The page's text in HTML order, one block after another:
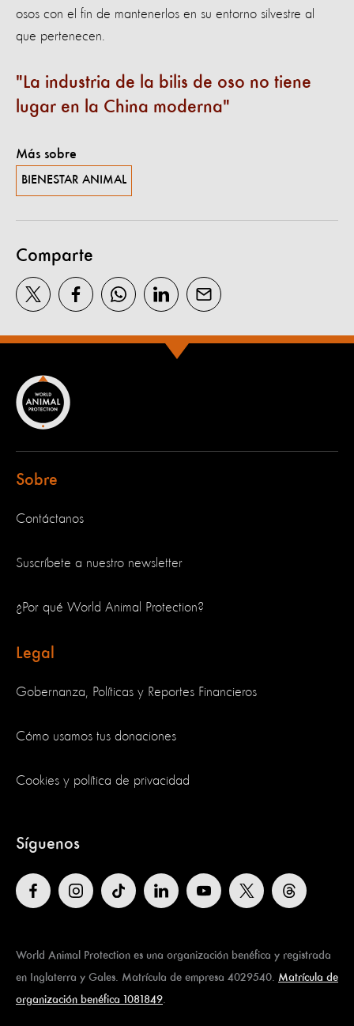
osos con el fin de mantenerlos en su entorno silvestre al
que pertenecen.
La industria de la bilis de oso no tiene
lugar en la China moderna
Más sobre
BIENESTAR ANIMAL
Comparte
Sobre
Contáctanos
Suscríbete a nuestro newsletter
¿Por qué World Animal Protection?
Legal
Gobernanza, Políticas y Reportes Financieros
Cómo usamos tus donaciones
Cookies y política de privacidad
Síguenos
World Animal Protection es una organización benéfica y registrada
en Inglaterra y Gales. Matrícula de empresa 4029540. Matrícula de
organización benéfica 1081849